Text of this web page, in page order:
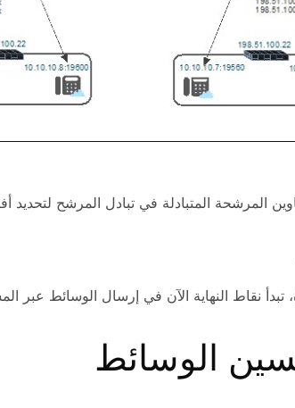
المرشحة المتبادلة في تبادل المرشح
تبدأ نقاط النهاية الآن في إرسال الوسائط عبر
الوسائط